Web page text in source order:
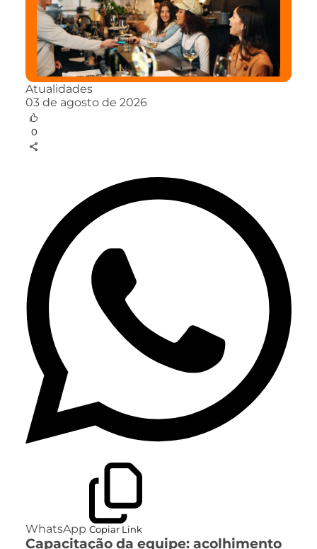
Atualidades
03 de agosto de 2026
0
WhatsApp Copiar Link
Capacitação da equipe: acolhimento